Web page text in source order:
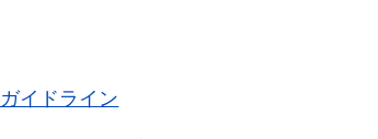
イドライン